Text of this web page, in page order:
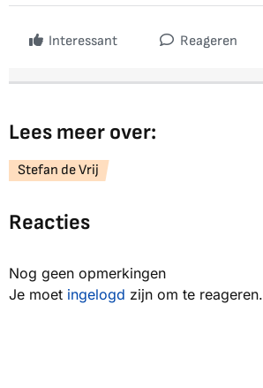
Interessant Reageren
Lees meer over:
Stefan de Vrij
Reacties
Nog geen opmerkingen
Je moet ingelogd zijn om te reageren.